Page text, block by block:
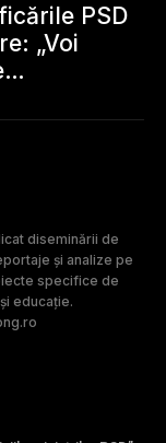
PSD
„Voi
diseminării de
și analize pe
specifice de
educație.